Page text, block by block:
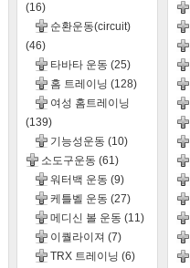
(16)
순환운동(circuit)
(46)
타바타 운동 (25)
홈 트레이닝 (128)
여성 홈트레이닝
(139)
기능성운동 (10)
소도구운동 (61)
워터백 운동 (9)
케틀벨 운동 (27)
메디신 볼 운동 (11)
이퀄라이져 (7)
TRX 트레이닝 (6)